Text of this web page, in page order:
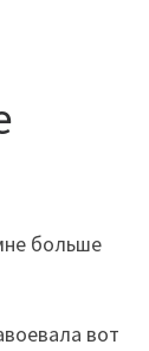
больше
вот